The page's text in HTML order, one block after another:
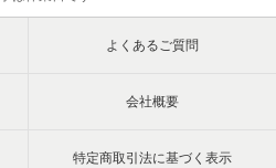
よくあるご質問
会社概要
特定商取引法に基づく表示